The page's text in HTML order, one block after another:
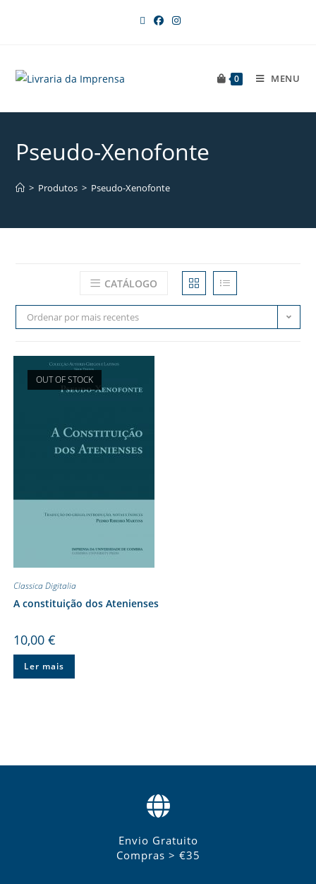
0 MENU
Pseudo-Xenofonte
> Produtos > Pseudo-Xenofonte
CATÁLOGO
Ordenar por mais recentes
OUT OF STOCK
Classica Digitalia
A constituição dos Atenienses
10,00 €
Ler mais
Envio Gratuito
Compras > €35